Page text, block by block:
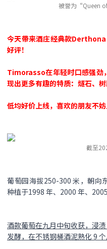
被誉为“Queen
今天带来酒庄经典款Derthona
好评！
Timorasso在年轻时口感强劲
现出更多有趣的特质：燧石、树
低均好价上线，喜欢的朋友不妨
截至
葡萄园海拔250-300 米，朝向
种植于1998 年、2000 年、2005
酒款葡萄在九月中旬收获，浸
发酵，在不锈钢桶酒泥熟化 9 个